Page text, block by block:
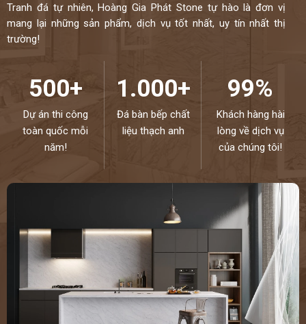
Tranh đá tự nhiên, Hoàng Gia Phát Stone tự hào là đơn vị
mang lại những sản phẩm, dịch vụ tốt nhất, uy tín nhất thị
trường!
500+
Dự án thi công
toàn quốc mỗi
năm!
1.000+
Đá bàn bếp chất
liệu thạch anh
99%
Khách hàng hài
lòng về dịch vụ
của chúng tôi!